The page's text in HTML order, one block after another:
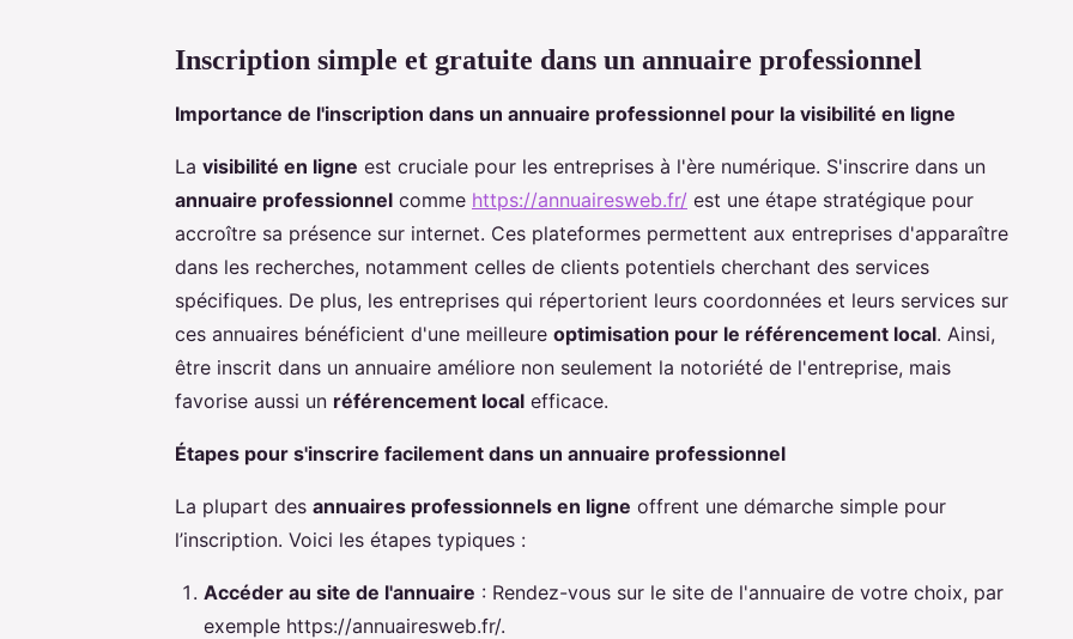
Inscription simple et gratuite dans un annuaire professionnel
Importance de l'inscription dans un annuaire professionnel pour la visibilité en ligne
La visibilité en ligne est cruciale pour les entreprises à l'ère numérique. S'inscrire dans un
annuaire professionnel comme https://annuairesweb.fr/ est une étape stratégique pour
accroître sa présence sur internet. Ces plateformes permettent aux entreprises d'apparaître
dans les recherches, notamment celles de clients potentiels cherchant des services
spécifiques. De plus, les entreprises qui répertorient leurs coordonnées et leurs services sur
ces annuaires bénéficient d'une meilleure optimisation pour le référencement local. Ainsi,
être inscrit dans un annuaire améliore non seulement la notoriété de l'entreprise, mais
favorise aussi un référencement local efficace.
Étapes pour s'inscrire facilement dans un annuaire professionnel
La plupart des annuaires professionnels en ligne offrent une démarche simple pour
l’inscription. Voici les étapes typiques :
Accéder au site de l'annuaire : Rendez-vous sur le site de l'annuaire de votre choix, par
exemple https://annuairesweb.fr/.